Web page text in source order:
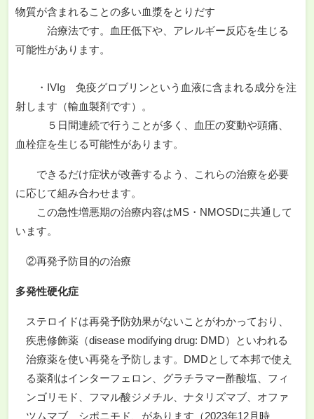
物質が含まれることの多い血漿をとりだす
治療法です。血圧低下や、アレルギー反応を生じる
可能性があります。
・IVIg 免疫グロブリンという血液に含まれる成分を注
射します（輸血製剤です）。
５日間連続で行うことが多く、血圧の変動や頭痛、
血栓症を生じる可能性があります。
できるだけ症状が改善するよう、これらの治療を必要
に応じて組み合わせます。
この急性増悪期の治療内容はMS・NMOSDに共通して
います。
②再発予防目的の治療
多発性硬化症
ステロイドは再発予防効果がないことがわかっており、
疾患修飾薬（disease modifying drug: DMD）といわれる
治療薬を使い再発を予防します。DMDとして本邦で使え
る薬剤はインターフェロン、グラチラマー酢酸塩、フィ
ンゴリモド、フマル酸ジメチル、ナタリズマブ、オファ
ツムマブ、シポニモド、があります（2023年12月時